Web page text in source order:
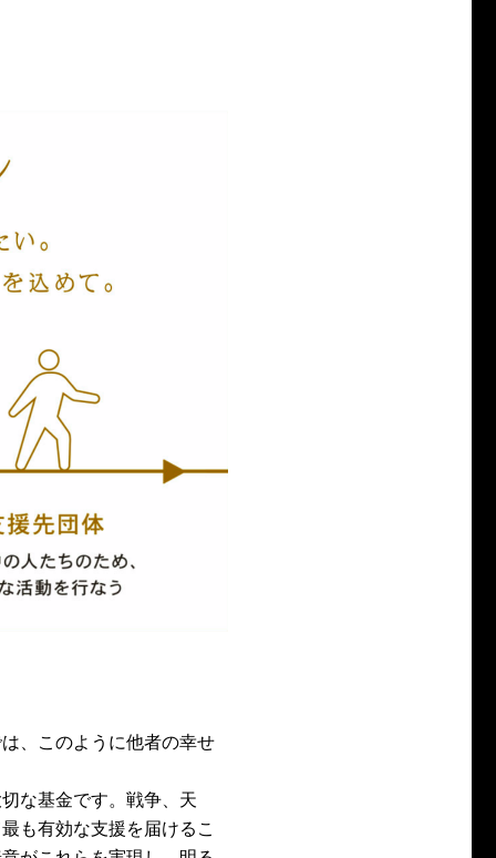
、このように他者の幸せ
な基金です。戦争、天
も有効な支援を届けるこ